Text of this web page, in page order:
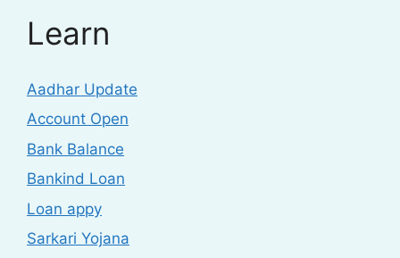
Learn
Aadhar Update
Account Open
Bank Balance
Bankind Loan
Loan appy
Sarkari Yojana